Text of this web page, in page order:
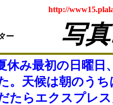
http://
写
ー
み最初の日曜日
。天候は朝のう
らエクスプレス